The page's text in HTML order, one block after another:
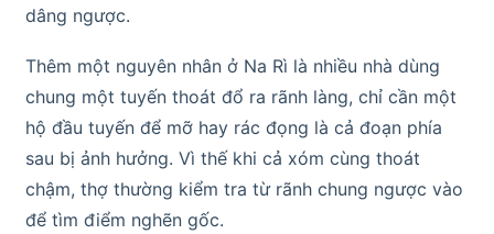
dâng ngược.
Thêm một nguyên nhân ở Na Rì là nhiều nhà dùng
chung một tuyến thoát đổ ra rãnh làng, chỉ cần một
hộ đầu tuyến để mỡ hay rác đọng là cả đoạn phía
sau bị ảnh hưởng. Vì thế khi cả xóm cùng thoát
chậm, thợ thường kiểm tra từ rãnh chung ngược vào
để tìm điểm nghẽn gốc.